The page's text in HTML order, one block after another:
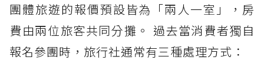
團體旅遊的報價預設皆為「兩人一室」，房
費由兩位旅客共同分攤。 過去當消費者獨自
報名參團時，旅行社通常有三種處理方式：